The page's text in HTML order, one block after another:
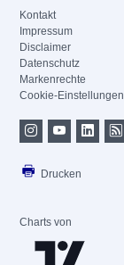
Kontakt
Impressum
Disclaimer
Datenschutz
Markenrechte
Cookie-Einstellungen
Drucken
Charts von